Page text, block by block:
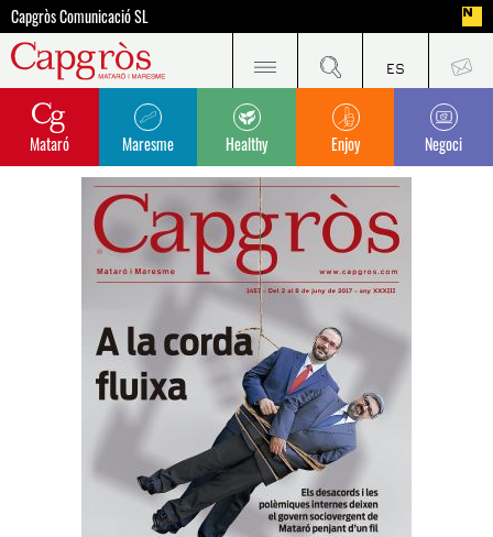
Capgròs Comunicació SL
Mataró Maresme Healthy Enjoy Negoci